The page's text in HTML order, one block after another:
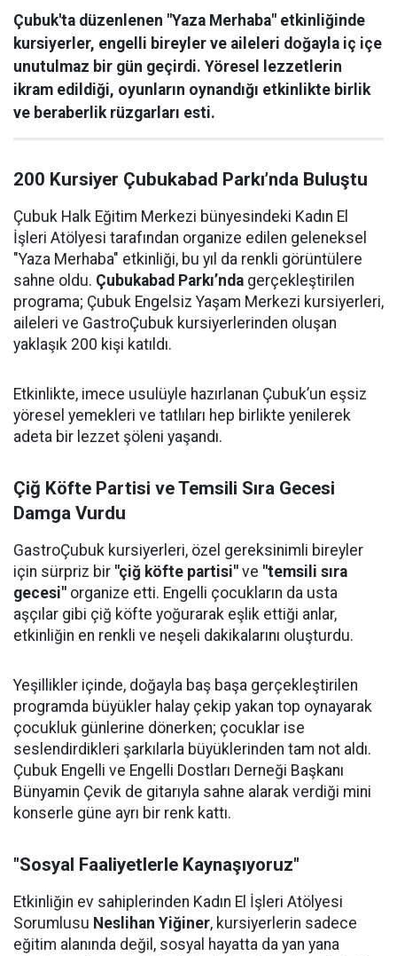
Çubuk'ta düzenlenen "Yaza Merhaba" etkinliğinde
kursiyerler, engelli bireyler ve aileleri doğayla iç içe
unutulmaz bir gün geçirdi. Yöresel lezzetlerin
ikram edildiği, oyunların oynandığı etkinlikte birlik
ve beraberlik rüzgarları esti.
200 Kursiyer Çubukabad Parkı’nda Buluştu
Çubuk Halk Eğitim Merkezi bünyesindeki Kadın El
İşleri Atölyesi tarafından organize edilen geleneksel
"Yaza Merhaba" etkinliği, bu yıl da renkli görüntülere
sahne oldu. Çubukabad Parkı’nda gerçekleştirilen
programa; Çubuk Engelsiz Yaşam Merkezi kursiyerleri,
aileleri ve GastroÇubuk kursiyerlerinden oluşan
yaklaşık 200 kişi katıldı.
Etkinlikte, imece usulüyle hazırlanan Çubuk’un eşsiz
yöresel yemekleri ve tatlıları hep birlikte yenilerek
adeta bir lezzet şöleni yaşandı.
Çiğ Köfte Partisi ve Temsili Sıra Gecesi
Damga Vurdu
GastroÇubuk kursiyerleri, özel gereksinimli bireyler
için sürpriz bir "çiğ köfte partisi" ve "temsili sıra
gecesi" organize etti. Engelli çocukların da usta
aşçılar gibi çiğ köfte yoğurarak eşlik ettiği anlar,
etkinliğin en renkli ve neşeli dakikalarını oluşturdu.
Yeşillikler içinde, doğayla baş başa gerçekleştirilen
programda büyükler halay çekip yakan top oynayarak
çocukluk günlerine dönerken; çocuklar ise
seslendirdikleri şarkılarla büyüklerinden tam not aldı.
Çubuk Engelli ve Engelli Dostları Derneği Başkanı
Bünyamin Çevik de gitarıyla sahne alarak verdiği mini
konserle güne ayrı bir renk kattı.
"Sosyal Faaliyetlerle Kaynaşıyoruz"
Etkinliğin ev sahiplerinden Kadın El İşleri Atölyesi
Sorumlusu Neslihan Yiğiner, kursiyerlerin sadece
eğitim alanında değil, sosyal hayatta da yan yana